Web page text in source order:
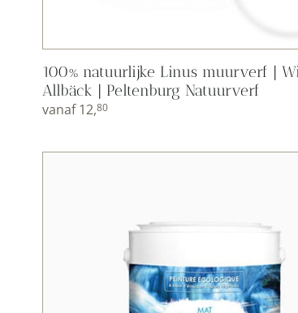
100% natuurlijke Linus muurverf |
Allbäck | Peltenburg Natuurverf
vanaf12,80